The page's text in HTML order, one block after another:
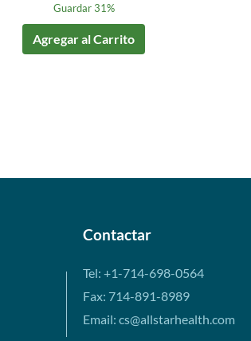
Guardar 31%
Agregar al Carrito
Contactar
Tel: +1-714-698-0564
Fax: 714-891-8989
Email: cs@allstarhealth.com